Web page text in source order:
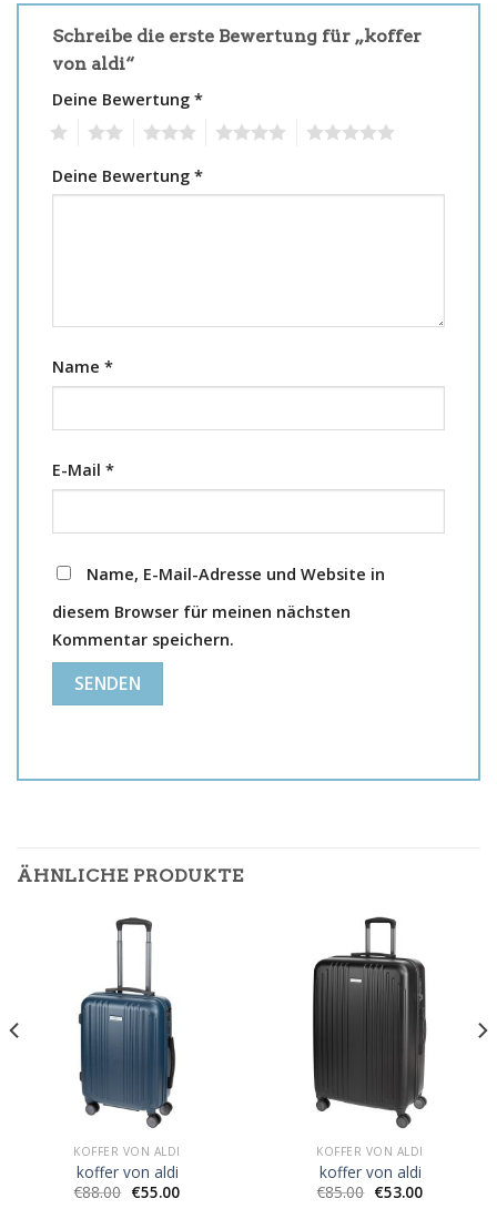
Schreibe die erste Bewertung für „koffer
von aldi“
Deine Bewertung *
Deine Bewertung *
Name *
E-Mail *
Name, E-Mail-Adresse und Website in
diesem Browser für meinen nächsten
Kommentar speichern.
ÄHNLICHE PRODUKTE
KOFFER VON ALDI
koffer von aldi
€88.00 €55.00
KOFFER VON ALDI
koffer von aldi
€85.00 €53.00